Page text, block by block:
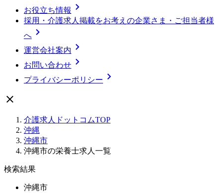
お役立ち情報 
採用・介護求人掲載をお考えの企業さま・ご担当者様
へ 
運営会社案内 
お問い合わせ 
プライバシーポリシー 

介護求人ドットコムTOP
沖縄
沖縄市
沖縄市の栄養士求人一覧
検索結果
沖縄市